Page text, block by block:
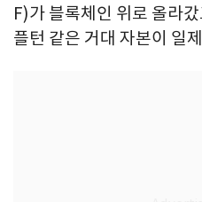
F)가 블록체인 위로 올라
플턴 같은 거대 자본이 일